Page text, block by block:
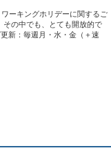
ーキングホリデーに関するご
その中でも、とても開放的で
新：毎週月・水・金（＋速